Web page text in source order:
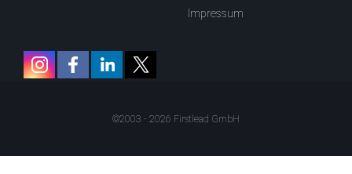
Impressum
©2003 - 2026 Firstlead GmbH